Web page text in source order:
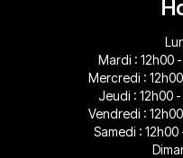
Mardi : 12h00
Mercredi :
Jeudi : 12h00 -
Vendredi :
Samedi : 12h00